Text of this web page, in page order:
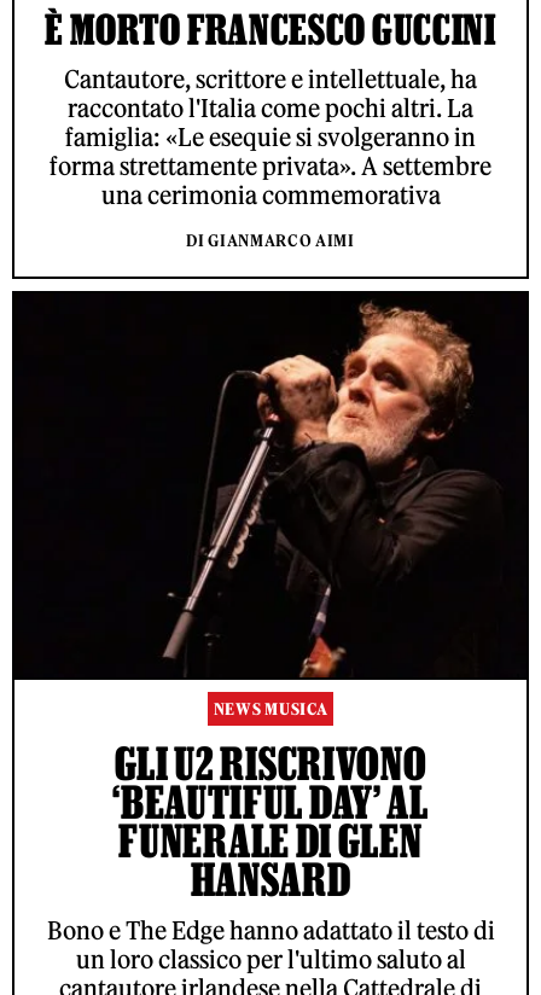
È MORTO FRANCESCO GUCCINI
Cantautore, scrittore e intellettuale, ha
raccontato l'Italia come pochi altri. La
famiglia: «Le esequie si svolgeranno in
forma strettamente privata». A settembre
una cerimonia commemorativa
DI GIANMARCO AIMI
NEWS MUSICA
GLI U2 RISCRIVONO
‘BEAUTIFUL DAY’ AL
FUNERALE DI GLEN
HANSARD
Bono e The Edge hanno adattato il testo di
un loro classico per l'ultimo saluto al
cantautore irlandese nella Cattedrale di